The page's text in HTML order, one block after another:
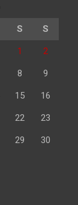
S S
1 2
8 9
15 16
22 23
29 30